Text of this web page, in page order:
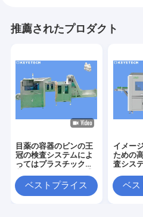
推薦されたプロダクト
目薬の容器のビンの王
冠の検査システムによ
ってはプラスチック包
走する
ベストプライス
イメー
ための
査シス
ベス